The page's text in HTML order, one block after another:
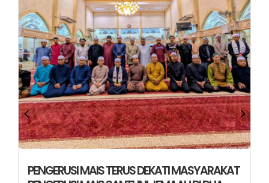
PENGERUSI MAIS TERUS DEKATI MASYARAKAT